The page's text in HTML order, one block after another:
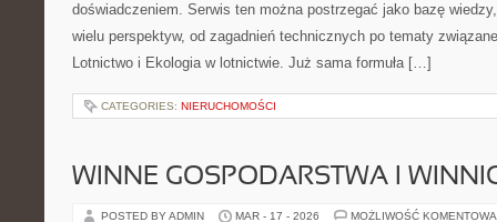
doświadczeniem. Serwis ten można postrzegać jako bazę
wielu perspektyw, od zagadnień technicznych po tematy
Lotnictwo i Ekologia w lotnictwie. Już sama formuła […]
CATEGORIES: NIERUCHOMOŚCI
WINNE GOSPODARSTWA I
POSTED BY ADMIN MAR - 17 - 2026 MOŻLIWOŚĆ